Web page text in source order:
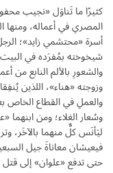
كثيرًا ما تَناوَل «نجيب
المصري في أعماله، ومنها
شيخوخته بمُفرَده في البيت
والشعورِ بالألم النابع من
وزوجته «هناء»، اللذين
والعملِ في القطاع الخاص
وسُعار الغلاء؛ ومن ابنهما
ليَأنَس كلٌّ منهما بالآخَر،
فيعيشان معاناةَ جيل
حتى تدفع «علوان» إلى قتل مديره